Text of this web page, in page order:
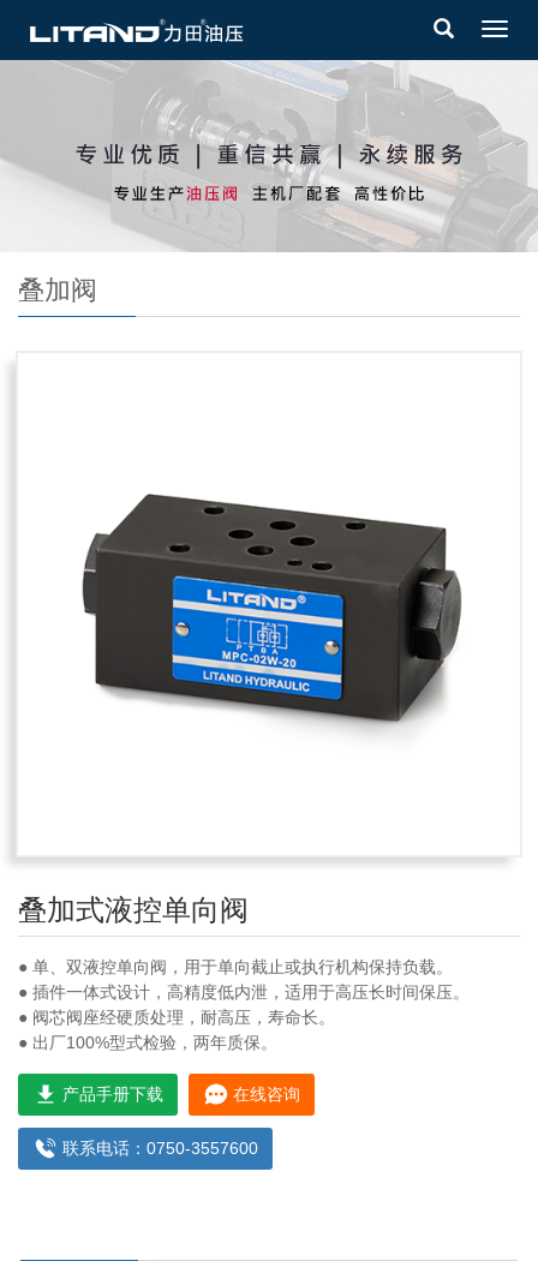
叠加阀
叠加式液控单向阀
● 单、双液控单向阀，用于单向截止或执行机构保持负载。
● 插件一体式设计，高精度低内泄，适用于高压长时间保压。
● 阀芯阀座经硬质处理，耐高压，寿命长。
● 出厂100%型式检验，两年质保。
产品手册下载 在线咨询
联系电话：0750-3557600